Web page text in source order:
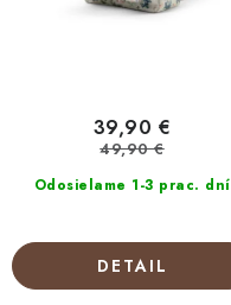
Odosielame 1-3 prac. dní
39,90 €
49,90 €
DETAIL